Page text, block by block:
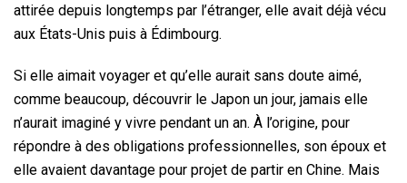
attirée depuis longtemps par l’étranger, elle avait déjà vécu
aux États-Unis puis à Édimbourg.
Si elle aimait voyager et qu’elle aurait sans doute aimé,
comme beaucoup, découvrir le Japon un jour, jamais elle
n’aurait imaginé y vivre pendant un an. À l’origine, pour
répondre à des obligations professionnelles, son époux et
elle avaient davantage pour projet de partir en Chine. Mais